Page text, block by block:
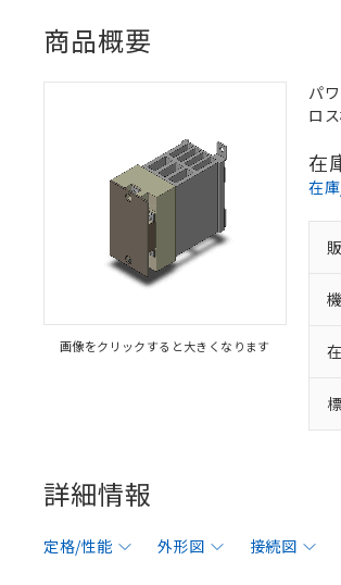
商品概要
画像をクリックすると大きくなります
パ
ロ
在
在
詳細情報
定格/性能 外形図 接続図